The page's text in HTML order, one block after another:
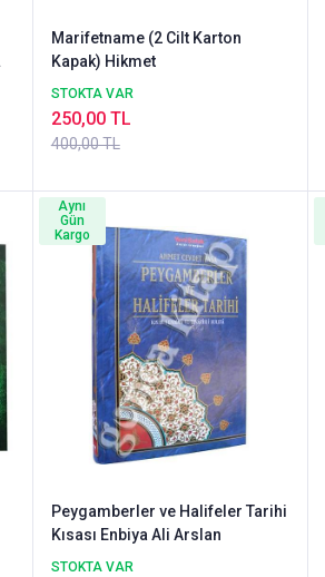
Marifetname (2 Cilt Karton
Kapak) Hikmet
STOKTA VAR
400,00 TL
250,00 TL
Peygamberler ve Halifeler Tarihi
Kısası Enbiya Ali Arslan
STOKTA VAR
Aynı
Gün
Kargo